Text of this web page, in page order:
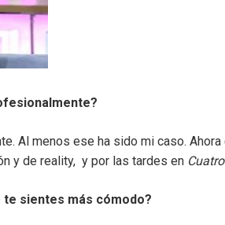
Al menos ese ha sido mi caso.
y de reality, y por las tardes en
sientes más cómodo?